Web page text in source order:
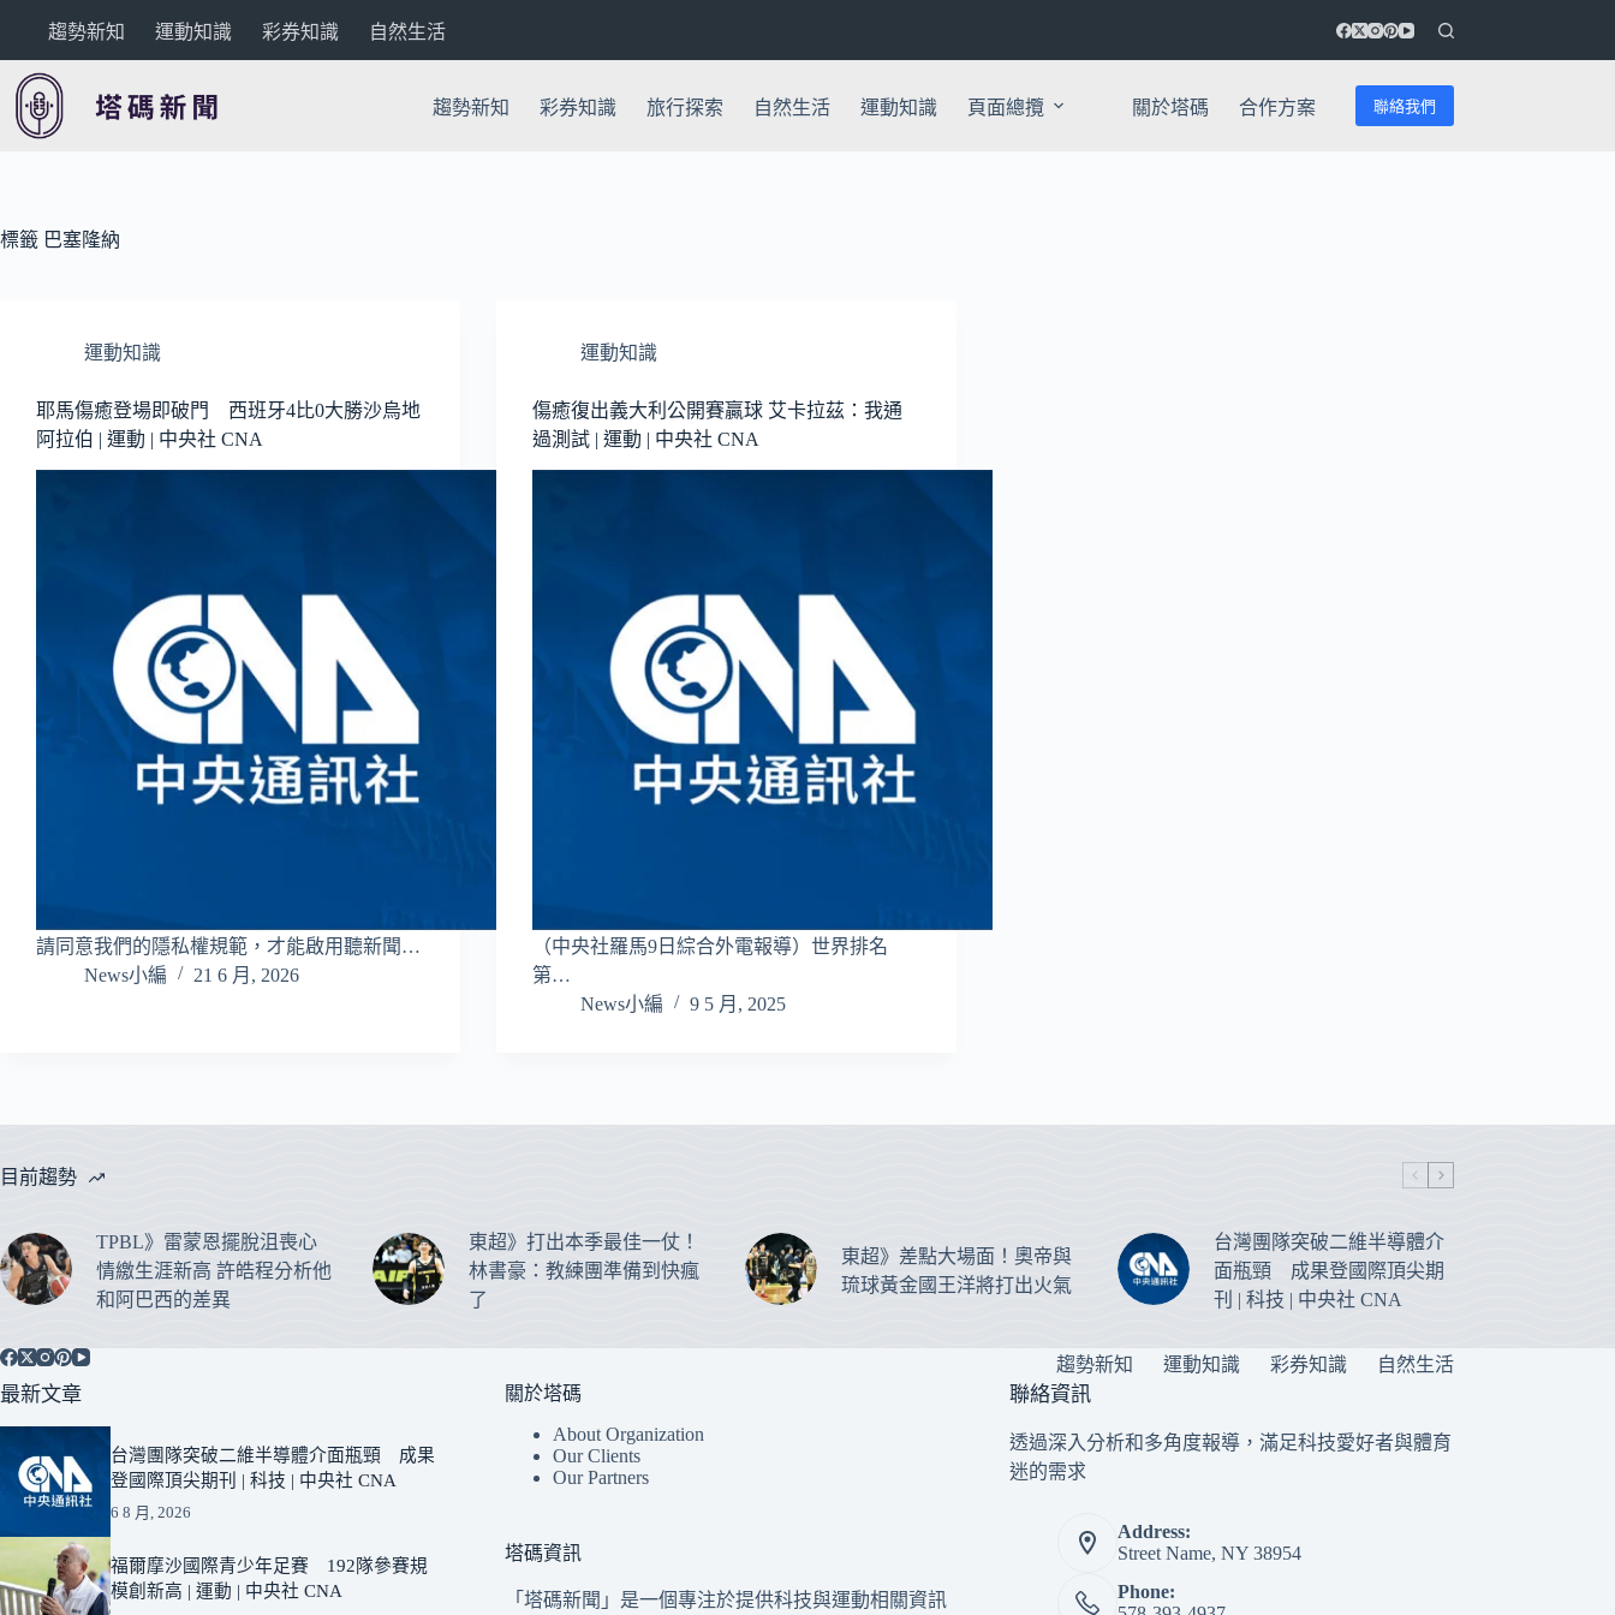
要
內
趨勢新知 運動知識 彩券知識 自然生活
趨勢新知 彩券知識 旅行探索 自然生活 運動知識 頁面總攬 關於塔碼 合作方案 聯絡我們
標籤 巴塞隆納
運動知識
耶馬傷癒登場即破門 西班牙4比0大勝沙烏地
阿拉伯 | 運動 | 中央社 CNA
請同意我們的隱私權規範，才能啟用聽新聞…
News小編
21 6 月, 2026
運動知識
傷癒復出義大利公開賽贏球 艾卡拉茲：我通
過測試 | 運動 | 中央社 CNA
（中央社羅馬9日綜合外電報導）世界排名
第…
News小編
9 5 月, 2025
目前趨勢
TPBL》雷蒙恩擺脫沮喪心
情繳生涯新高 許皓程分析他
和阿巴西的差異
東超》打出本季最佳一仗！
林書豪：教練團準備到快瘋
了
東超》差點大場面！奧帝與
琉球黃金國王洋將打出火氣
台灣團隊突破二維半導體介
面瓶頸 成果登國際頂尖期
刊 | 科技 | 中央社 CNA
趨勢新知 運動知識 彩券知識 自然生活
最新文章
台灣團隊突破二維半導體介面瓶頸 成果
登國際頂尖期刊 | 科技 | 中央社 CNA
6 8 月, 2026
福爾摩沙國際青少年足賽 192隊參賽規
模創新高 | 運動 | 中央社 CNA
關於塔碼
About Organization
Our Clients
Our Partners
塔碼資訊
「塔碼新聞」是一個專注於提供科技與運動相關資訊
聯絡資訊
透過深入分析和多角度報導，滿足科技愛好者與體育
迷的需求
Address:
Street Name, NY 38954
Phone: